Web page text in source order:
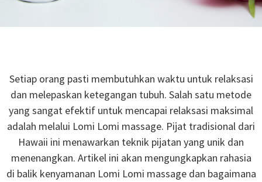
Setiap orang pasti membutuhkan waktu untuk relaksasi
dan melepaskan ketegangan tubuh. Salah satu metode
yang sangat efektif untuk mencapai relaksasi maksimal
adalah melalui Lomi Lomi massage. Pijat tradisional dari
Hawaii ini menawarkan teknik pijatan yang unik dan
menenangkan. Artikel ini akan mengungkapkan rahasia
di balik kenyamanan Lomi Lomi massage dan bagaimana